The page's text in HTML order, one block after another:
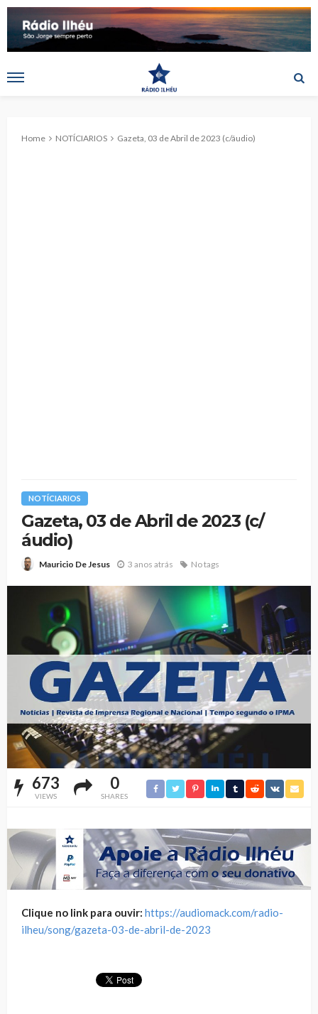
Home NOTÍCIARIOS Gazeta, 03 de Abril de 2023 (c/áudio)
NOTÍCIARIOS
Gazeta, 03 de Abril de 2023 (c/
áudio)
Mauricio De Jesus 3 anos atrás No tags
673
VIEWS
0
SHARES
Clique no link para ouvir: https://audiomack.com/radio-
ilheu/song/gazeta-03-de-abril-de-2023